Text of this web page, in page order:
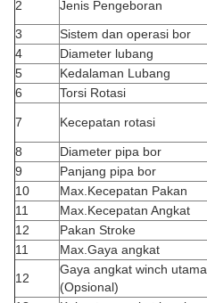
2
Jenis Pengeboran
3
Sistem dan operasi bor
4
Diameter lubang
5
Kedalaman Lubang
6
Torsi Rotasi
7 Kecepatan rotasi
8
Diameter pipa bor
9
Panjang pipa bor
10
Max.Kecepatan Pakan
11
Max.Kecepatan Angkat
12
Pakan Stroke
11
Max.Gaya angkat
12
Gaya angkat winch utama
(Opsional)